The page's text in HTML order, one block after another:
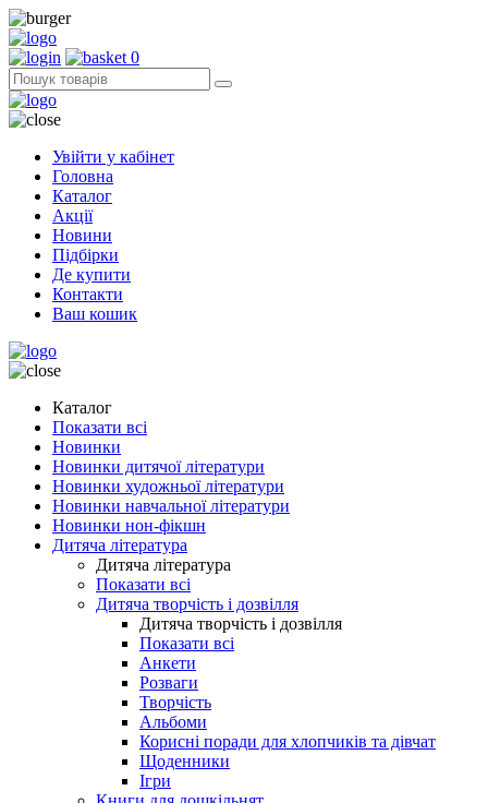
0
Увійти у кабінет
Головна
Каталог
Акції
Новини
Підбірки
Де купити
Контакти
Ваш кошик
Каталог
Показати всі
Новинки
Новинки дитячої літератури
Новинки художньої літератури
Новинки навчальної літератури
Новинки нон-фікшн
Дитяча література
Дитяча література
Показати всі
Дитяча творчість і дозвілля
Дитяча творчість і дозвілля
Показати всі
Анкети
Розваги
Творчість
Альбоми
Корисні поради для хлопчиків та дівчат
Щоденники
Ігри